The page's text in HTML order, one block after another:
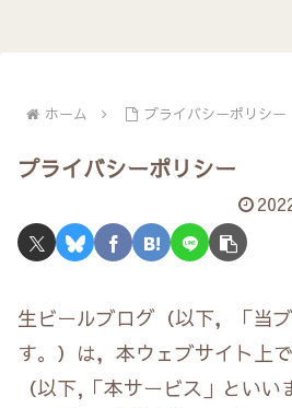
ホーム プライバシーポリシー
プライバシーポリシー
生ビールブログ（以下，「当
す。）は，本ウェブサイト上
（以下,「本サービス」といい